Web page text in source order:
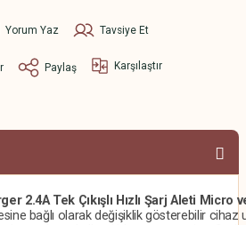
Yorum Yaz Tavsiye Et
Paylaş Karşılaştır
2.4A Tek Çıkışlı Hızlı Şarj Aleti
bağlı olarak değişiklik gösterebilir cihaz